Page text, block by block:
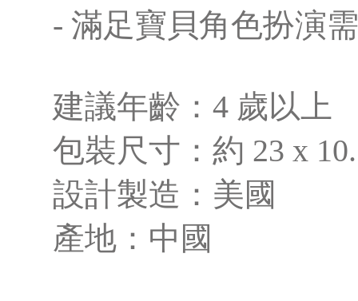
- 滿足寶貝角色扮演
建議年齡：4 歲以上
包裝尺寸：約 23 x
設計製造：美國
產地：中國